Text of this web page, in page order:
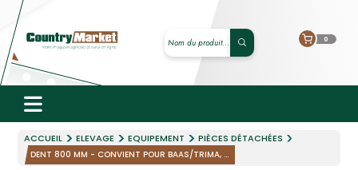
0
ACCUEIL ELEVAGE EQUIPEMENT PIÈCES DÉTACHÉES
DENT 800 MM - CONVIENT POUR BAAS/TRIMA, ...